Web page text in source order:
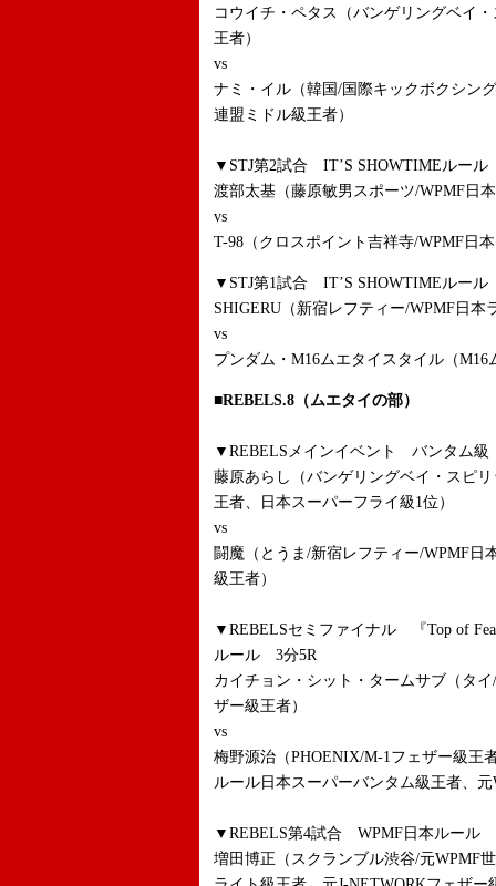
コウイチ・ペタス（バンゲリングベイ
王者）
vs
ナミ・イル（韓国/国際キックボクシン
連盟ミドル級王者）
▼STJ第2試合 IT’S SHOWTIMEルー
渡部太基（藤原敏男スポーツ/WPMF日
vs
T-98（クロスポイント吉祥寺/WPMF日
▼STJ第1試合 IT’S SHOWTIMEルー
SHIGERU（新宿レフティー/WPMF日本
vs
プンダム・M16ムエタイスタイル（M16
■REBELS.8（ムエタイの部）
▼REBELSメインイベント バンタム
藤原あらし（バンゲリングベイ・スピ
王者、日本スーパーフライ級1位）
vs
闘魔（とうま/新宿レフティー/WPMF日
級王者）
▼REBELSセミファイナル 『Top of
ルール 3分5R
カイチョン・シット・タームサブ（タ
ザー級王者）
vs
梅野源治（PHOENIX/M-1フェザー級王
ルール日本スーパーバンタム級王者、
▼REBELS第4試合 WPMF日本ルー
増田博正（スクランブル渋谷/元WPMF